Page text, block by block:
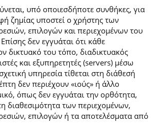
υπό οποιεσδήποτε συνθήκες, για
ζημίας υποστεί ο χρήστης των
επιλογών και περιεχομένων του
δεν εγγυάται ότι κάθε
δικτυακό του τόπο, διαδικτυακός
και εξυπηρετητές (servers) μέσω
υπηρεσία τίθεται στη διάθεσή
δεν περιέχουν «ιούς» ή άλλο
όπως δεν εγγυάται την ορθότητα,
διαθεσιμότητα των περιεχομένων,
επιλογών ή τα αποτελέσματα από